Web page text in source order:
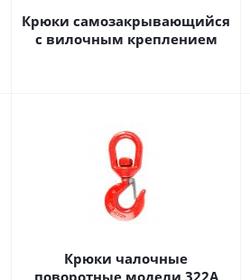
Крюки самозакрывающийся
с вилочным креплением
Крюки чалочные
поворотные модели 322А